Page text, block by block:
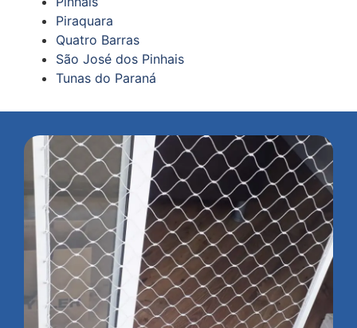
Piraquara
Quatro Barras
São José dos Pinhais
Tunas do Paraná